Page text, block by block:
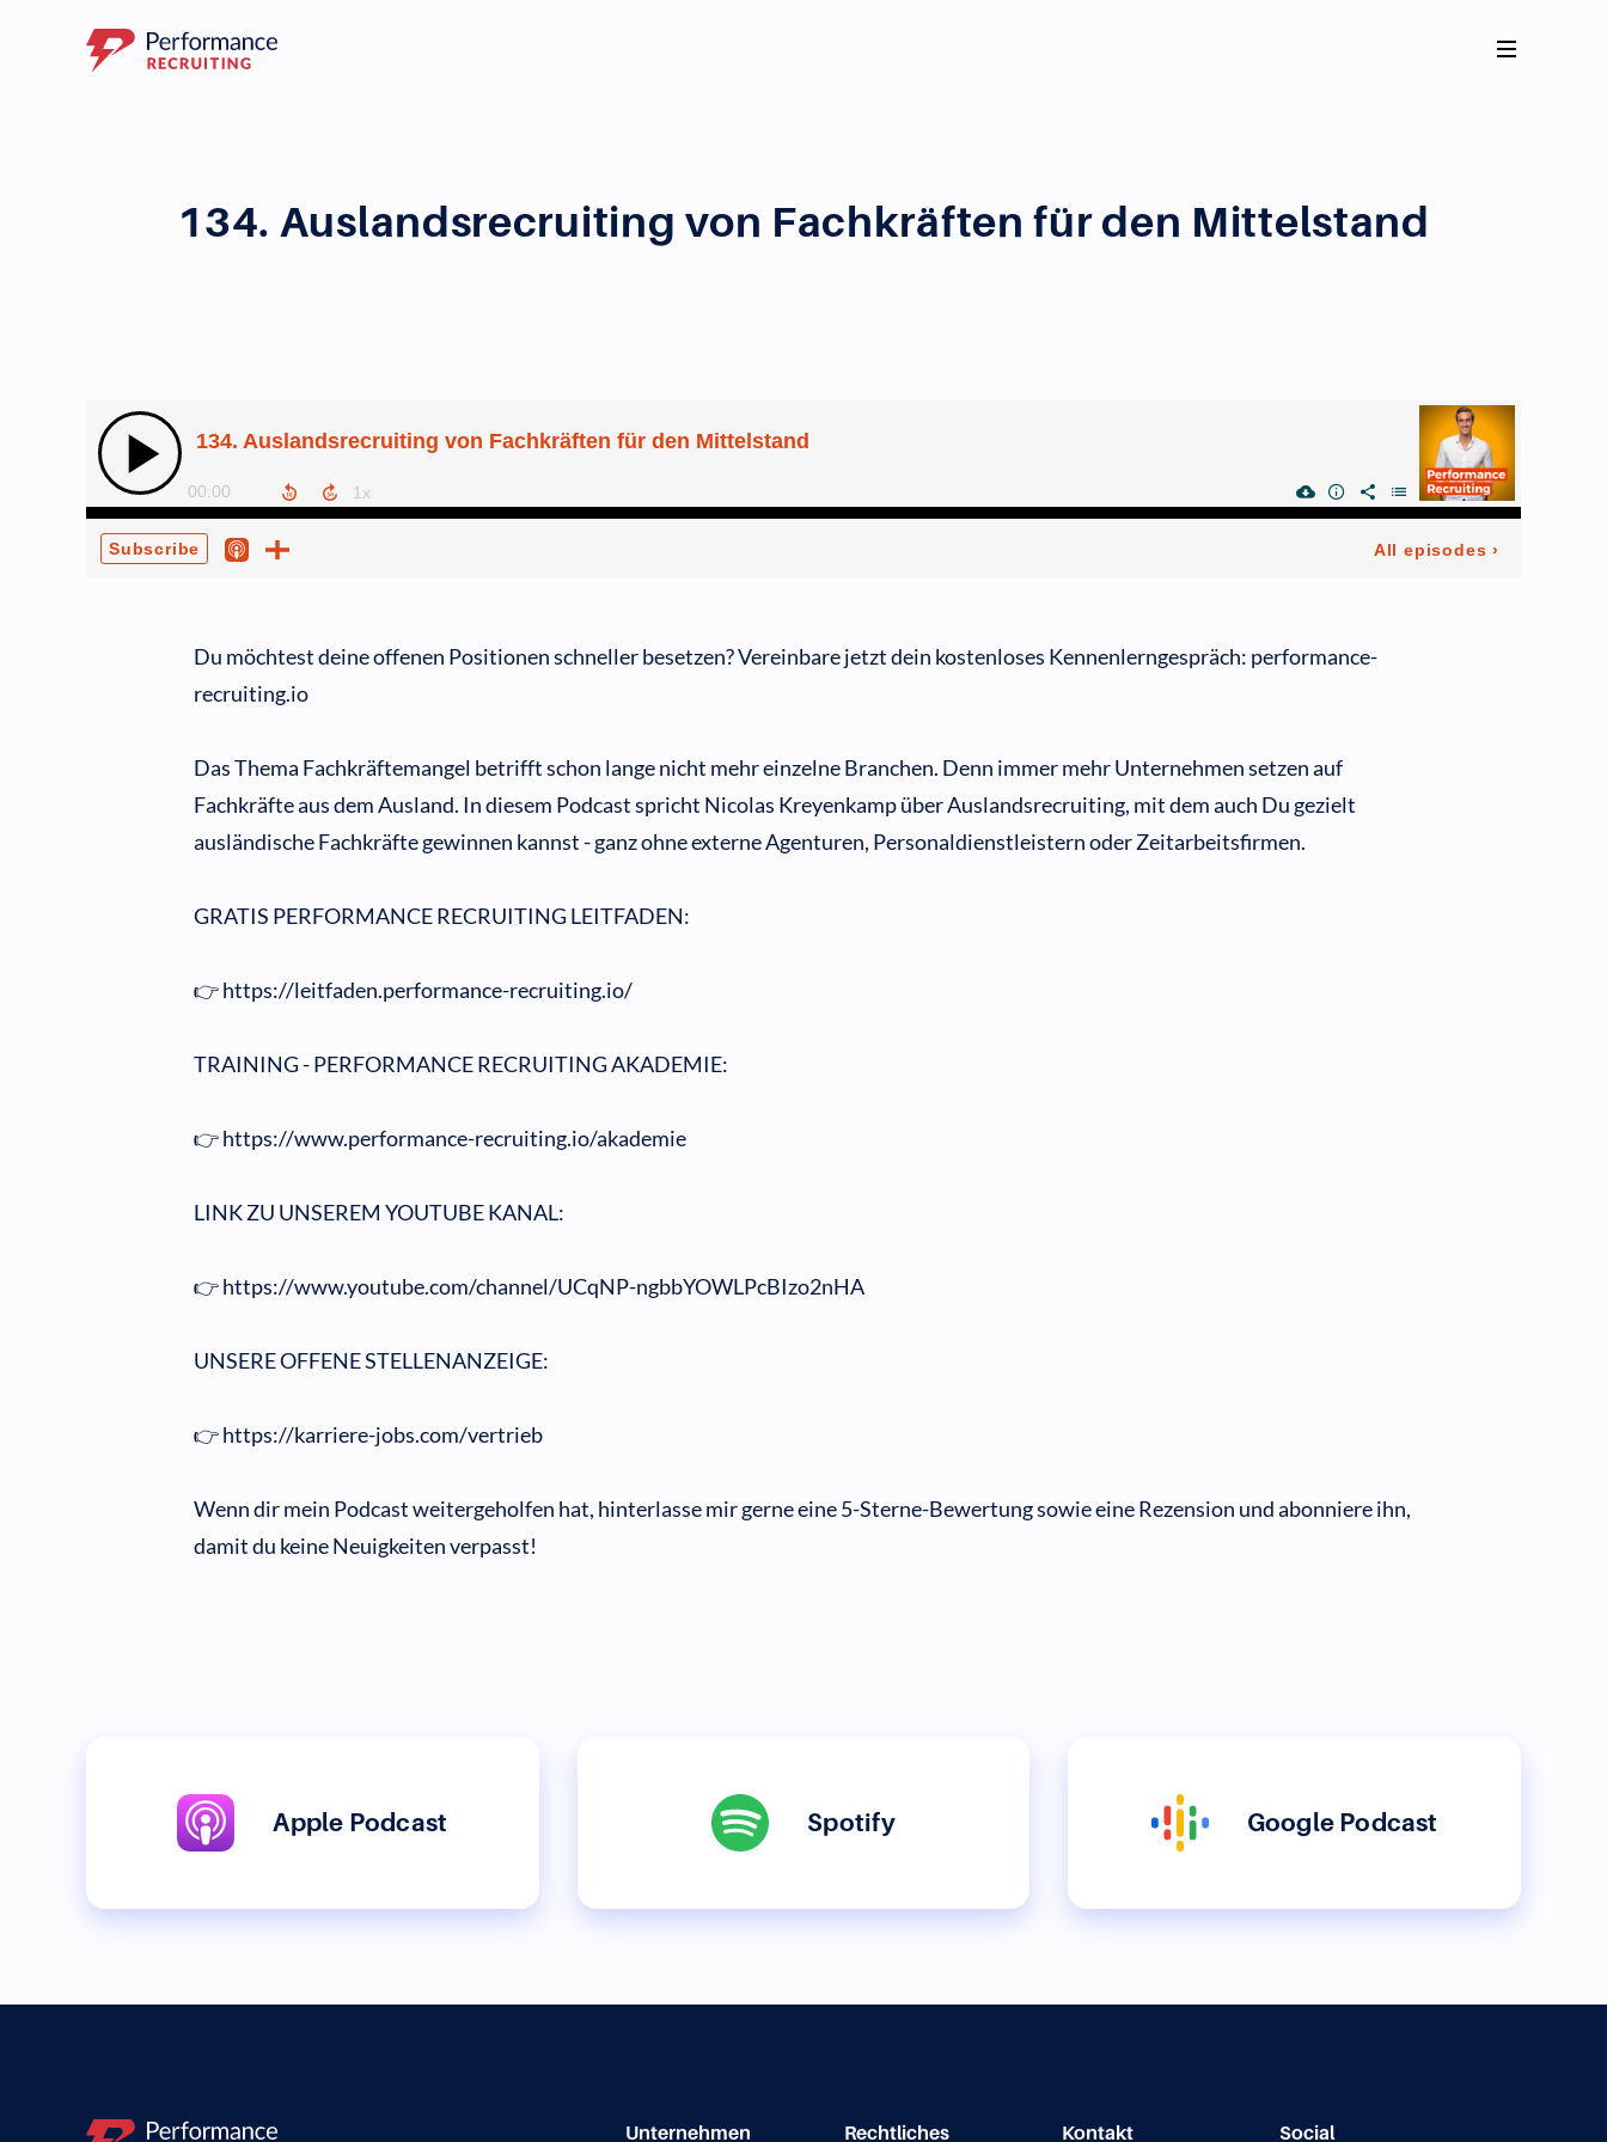
134. Auslandsrecruiting von Fachkräften für den Mittelstand
Du möchtest deine offenen Positionen schneller besetzen? Vereinbare jetzt dein kostenloses Kennenlerngespräch: performance-
recruiting.io
Das Thema Fachkräftemangel betrifft schon lange nicht mehr einzelne Branchen. Denn immer mehr Unternehmen setzen auf
Fachkräfte aus dem Ausland. In diesem Podcast spricht Nicolas Kreyenkamp über Auslandsrecruiting, mit dem auch Du gezielt
ausländische Fachkräfte gewinnen kannst - ganz ohne externe Agenturen, Personaldienstleistern oder Zeitarbeitsfirmen.
GRATIS PERFORMANCE RECRUITING LEITFADEN:
👉 https://leitfaden.performance-recruiting.io/
TRAINING - PERFORMANCE RECRUITING AKADEMIE:
👉 https://www.performance-recruiting.io/akademie
LINK ZU UNSEREM YOUTUBE KANAL:
👉 https://www.youtube.com/channel/UCqNP-ngbbYOWLPcBIzo2nHA
UNSERE OFFENE STELLENANZEIGE:
👉 https://karriere-jobs.com/vertrieb
Wenn dir mein Podcast weitergeholfen hat, hinterlasse mir gerne eine 5-Sterne-Bewertung sowie eine Rezension und abonniere ihn,
damit du keine Neuigkeiten verpasst!
Apple Podcast Spotify Google Podcast
Unternehmen Rechtliches Kontakt Social